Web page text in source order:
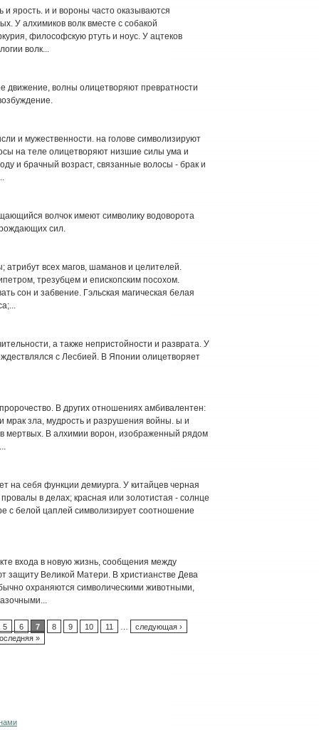
ярость. и и вороны часто оказываются
У алхимиков волк вместе с собакой
философскую ртуть и ноус. У ацтеков
волк...
движение, волны олицетворяют превратности
и мужественности. на голове символизируют
на теле олицетворяют низшие силы ума и
и брачный возраст, связанные волосы - брак и
волчок имеют символику водоворота
сил.
всех магов, шаманов и целителей.
трезубцем и епископским посохом.
сон и забвение. Гэльская магическая белая
а также непристойности и разврата. У
с Лесбией. В Японии олицетворяет
В других отношениях амбивалентен:
мрак зла, мудрость и разрушения войны. ы и
мертвых. В алхимии ворон, изображенный рядом
на себя функции демиурга. У китайцев черная
в делах; красная или золотистая - солнце
с белой цаплей символизирует соотношение
входа в новую жизнь, сообщения между
Великой Матери. В христианстве Дева
охраняются символическими животными,
5 6 7 8 9 10 11
следующая ›
»